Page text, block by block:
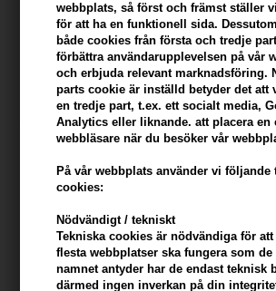
webbplats, så först och främst ställer
för att ha en funktionell sida.
både cookies från första och tredje
förbättra användarupplevelsen på vår
och erbjuda relevant marknadsföring.
parts cookie är inställd betyder det att
en tredje part, t.ex. ett socialt media,
Analytics eller liknande. att placera
webbläsare när du besöker vår
På vår webbplats använder vi följande
cookies:
Nödvändigt / tekniskt
Tekniska cookies är nödvändiga för
flesta webbplatser ska fungera som de
namnet antyder har de endast teknisk
därmed ingen inverkan på din
Beauty of Joseon Relief Sun
Rice+ Protiotics 50ml
175,00 SEK
Coola
Guava
330,00